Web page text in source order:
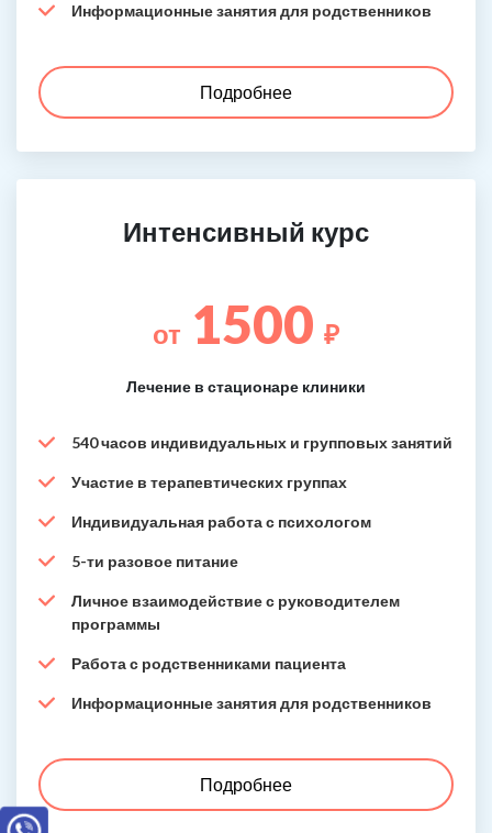
Информационные занятия для родственников
Подробнее
Интенсивный курс
от 1500 ₽
Лечение в стационаре клиники
540 часов индивидуальных и групповых занятий
Участие в терапевтических группах
Индивидуальная работа с психологом
5-ти разовое питание
Личное взаимодействие с руководителем
программы
Работа с родственниками пациента
Информационные занятия для родственников
Подробнее